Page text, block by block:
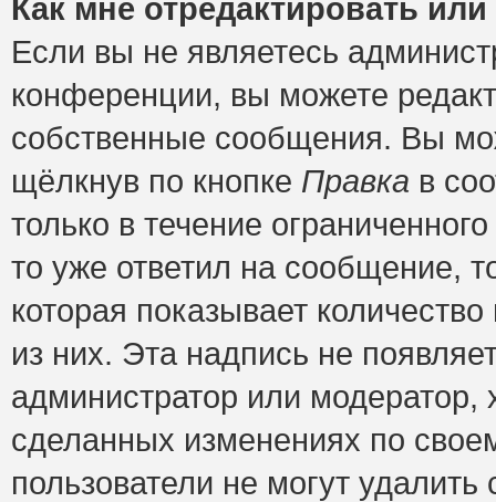
Как мне отредактировать
Если вы не являетесь
конференции, вы можете
собственные сообщения. Вы
щёлкнув по кнопке Правка в
только в течение
то уже ответил на сообщение,
которая показывает
из них. Эта надпись не
администратор или модератор,
сделанных изменениях по
пользователи не могут